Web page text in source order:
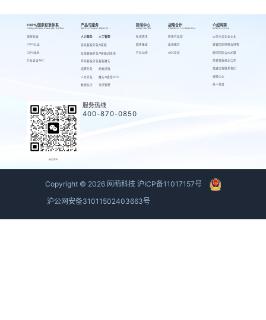
CSPS/国家标准体系
CSPS/NATIONAL STANDARD SYSTEM
国家标准
CSPS认证
CSPS体系
行业会议AIEC
产品与服务
PRODUCTS AND SERVICES
人力服务
游戏客服外包
在线客服外包
呼叫客服外包
招聘外包
人力外包
数据标注
人工智能
AI客服
AI客服训练场
客服魔方
蚂蚁绩效
魔方AI质检VOC
来呗智聘
新闻中心
NEWS CENTER
新闻资讯
媒体报道
行业动态
战略合作
STRATEGIC COOPERATION
跨境代运营
出海服务
AIEC论坛
介绍网萌
INTRODUCE US
公司介绍
高管团队
顾问团队
荣誉资质
发展历程
视频中心
萌人萌事
企业文化
网萌吉祥物
合伙加盟
校企合作
联系我们
商务联系
服务热线
400-870-0850
Copyright © 2026 网萌科技 沪ICP备11017157号
沪公网安备31011502403663号